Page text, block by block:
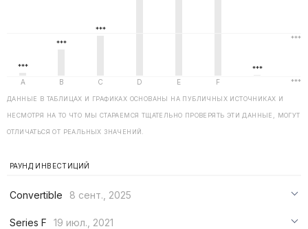
ДАННЫЕ В ТАБЛИЦАХ И ГРАФИКАХ ОСНОВАНЫ НА ПУБЛИЧНЫХ ИСТОЧНИКАХ И
НЕСМОТРЯ НА ТО ЧТО МЫ СТАРАЕМСЯ ТЩАТЕЛЬНО ПРОВЕРЯТЬ ЭТИ ДАННЫЕ, МОГУТ
ОТЛИЧАТЬСЯ ОТ РЕАЛЬНЫХ ЗНАЧЕНИЙ.
РАУНД ИНВЕСТИЦИЙ
Convertible
8 сент., 2025
***
Series F
19 июл., 2021